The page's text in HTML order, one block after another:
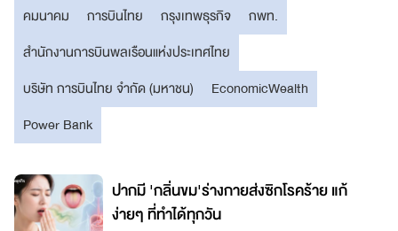
คมนาคม การบินไทย กรุงเทพธุรกิจ
กพท.
สำนักงานการบินพลเรือนแห่งประเทศไทย
บริษัท การบินไทย จำกัด (มหาชน)
EconomicWealth
Power Bank
ปากมี 'กลิ่นขม'ร่างกายส่งซิกโรคร้าย แก้
ง่ายๆ ที่ทำได้ทุกวัน